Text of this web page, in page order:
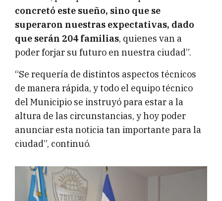
concretó este sueño, sino que se
superaron nuestras expectativas, dado
que serán 204 familias, quienes van a
poder forjar su futuro en nuestra ciudad”.
“Se requería de distintos aspectos técnicos
de manera rápida, y todo el equipo técnico
del Municipio se instruyó para estar a la
altura de las circunstancias, y hoy poder
anunciar esta noticia tan importante para la
ciudad”, continuó.